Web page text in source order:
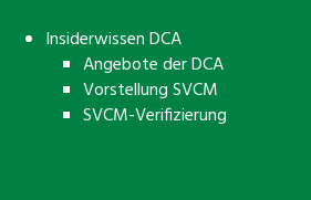
Insiderwissen DCA
Angebote der DCA
Vorstellung SVCM
SVCM-Verifizierung